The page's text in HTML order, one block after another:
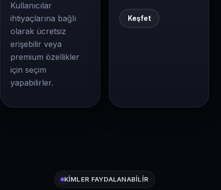
Kullanıcılar
ihtiyaçlarına bağlı
olarak ücretsiz
erişebilir veya
premium özellikler
için seçim
yapabilirler.
Keşfet
KIMLER FAYDALANABILIR